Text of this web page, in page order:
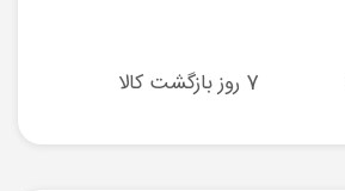
7 روز بازگشت کالا